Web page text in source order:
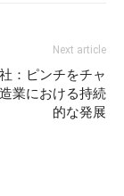
Next article
：ピンチをチャ
業における持続
的な発展